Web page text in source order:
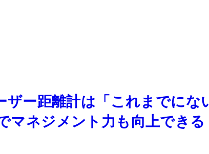
ザー距離計は「これまでにな
マネジメント力も向上できる